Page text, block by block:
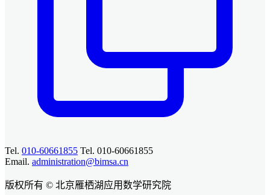
Tel. 010-60661855 Tel. 010-60661855
Email. administration@bimsa.cn
版权所有 © 北京雁栖湖应用数学研究院